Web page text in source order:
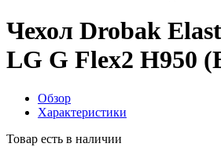
Чехол Drobak
LG G Flex2 H950
Обзор
Характеристики
Товар есть в наличии